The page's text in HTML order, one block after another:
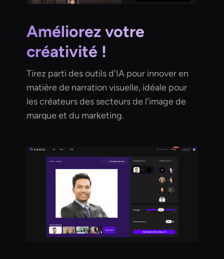
Améliorez votre
créativité !
Tirez parti des outils d'IA pour innover en
matière de narration visuelle, idéale pour
les créateurs des secteurs de l'image de
marque et du marketing.